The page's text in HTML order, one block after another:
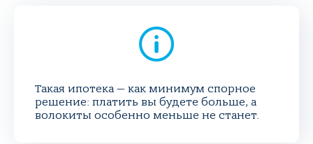
Такая ипотека — как минимум спорное
решение: платить вы будете больше, а
волокиты особенно меньше не станет.